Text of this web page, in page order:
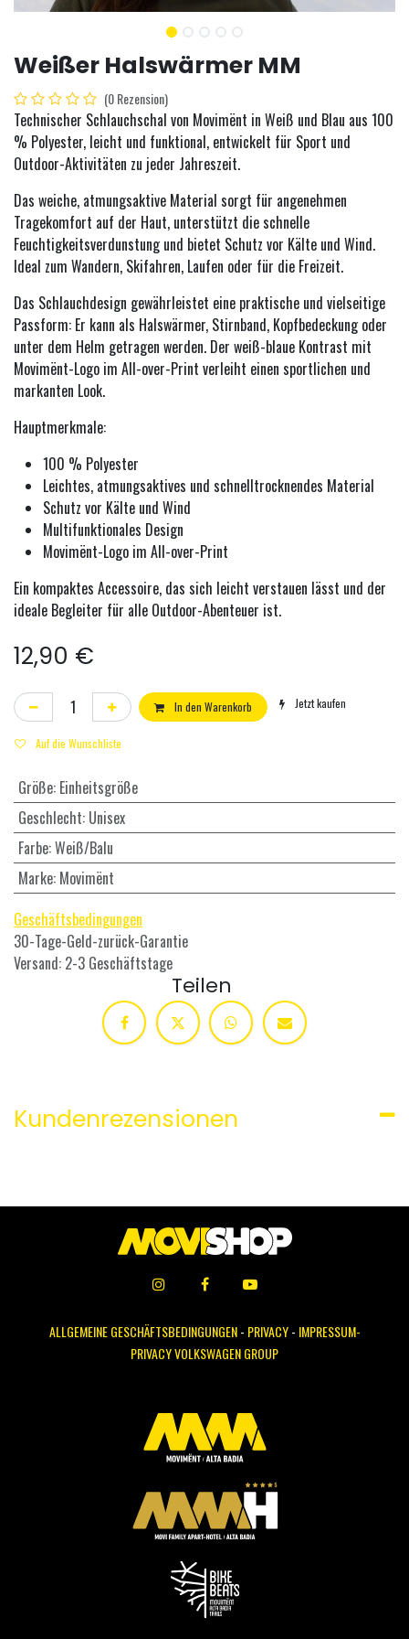
Weißer Halswärmer MM
(0 Rezension)
Technischer Schlauchschal von Movimënt in Weiß und Blau aus 100
% Polyester, leicht und funktional, entwickelt für Sport und
Outdoor-Aktivitäten zu jeder Jahreszeit.
Das weiche, atmungsaktive Material sorgt für angenehmen
Tragekomfort auf der Haut, unterstützt die schnelle
Feuchtigkeitsverdunstung und bietet Schutz vor Kälte und Wind.
Ideal zum Wandern, Skifahren, Laufen oder für die Freizeit.
Das Schlauchdesign gewährleistet eine praktische und vielseitige
Passform: Er kann als Halswärmer, Stirnband, Kopfbedeckung oder
unter dem Helm getragen werden. Der weiß-blaue Kontrast mit
Movimënt-Logo im All-over-Print verleiht einen sportlichen und
markanten Look.
Hauptmerkmale:
100 % Polyester
Leichtes, atmungsaktives und schnelltrocknendes Material
Schutz vor Kälte und Wind
Multifunktionales Design
Movimënt-Logo im All-over-Print
Ein kompaktes Accessoire, das sich leicht verstauen lässt und der
ideale Begleiter für alle Outdoor-Abenteuer ist.
12,90 €
In den Warenkorb Jetzt kaufen
Auf die Wunschliste
Größe: Einheitsgröße
Geschlecht: Unisex
Farbe:Weiß/Balu
Marke: Movimënt
Geschäftsbedingungen
30-Tage-Geld-zurück-Garantie
Versand: 2-3 Geschäftstage
Teilen
Kundenrezensionen
ALLGEMEINE GESCHÄFTSBEDINGUNGEN- PRIVACY- IMPRESSUM-
PRIVACY VOLKSWAGEN GROUP